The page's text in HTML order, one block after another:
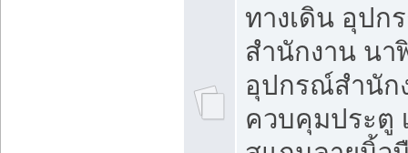
ทางเดิน อุปก
สำนักงาน นา
อุปกรณ์สำนัก
ควบคุมประตู